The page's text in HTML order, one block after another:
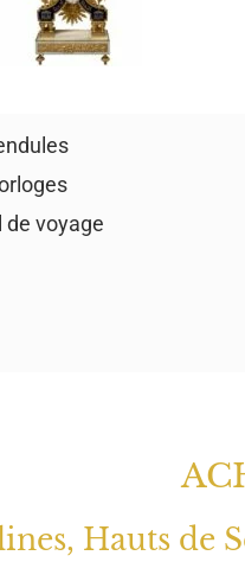
de voyage
Hauts de